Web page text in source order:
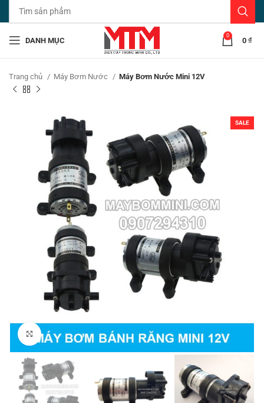
DANH MỤC
0
0 ₫
Trang chủ Máy Bơm Nước Máy Bơm Nước Mini 12V
SALE
Click to enlarge